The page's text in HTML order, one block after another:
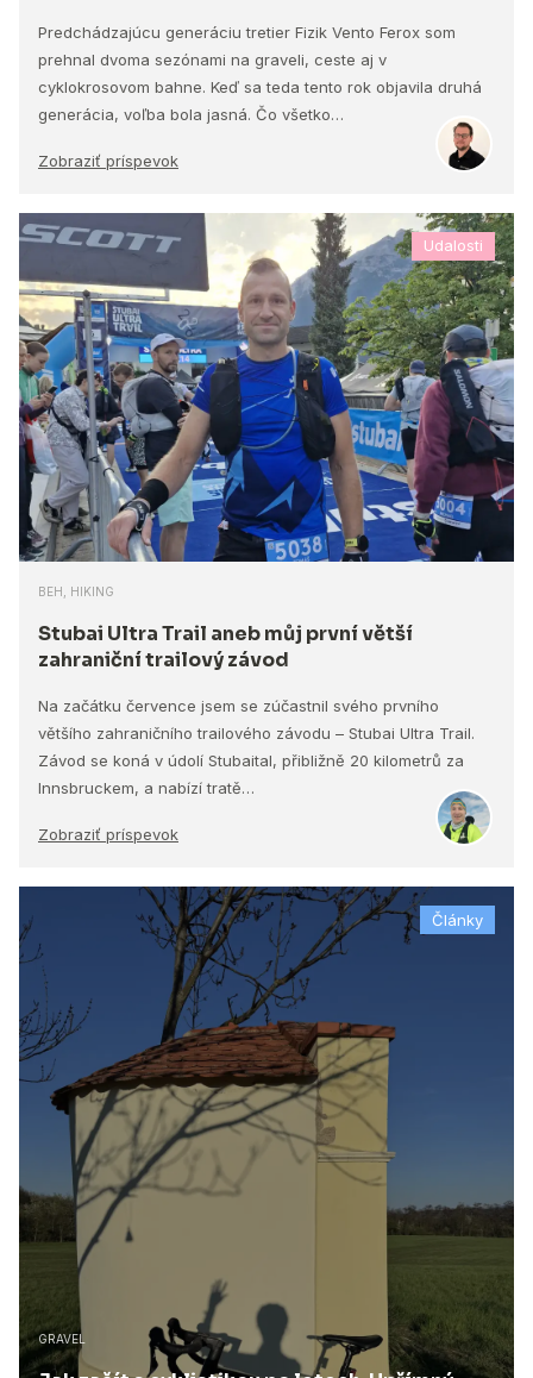
Predchádzajúcu generáciu tretier Fizik Vento Ferox som
prehnal dvoma sezónami na graveli, ceste aj v
cyklokrosovom bahne. Keď sa teda tento rok objavila druhá
generácia, voľba bola jasná. Čo všetko…
Zobraziť príspevok
Udalosti
BEH, HIKING
Stubai Ultra Trail aneb můj první větší
zahraniční trailový závod
Na začátku července jsem se zúčastnil svého prvního
většího zahraničního trailového závodu – Stubai Ultra Trail.
Závod se koná v údolí Stubaital, přibližně 20 kilometrů za
Innsbruckem, a nabízí tratě…
Zobraziť príspevok
Články
GRAVEL